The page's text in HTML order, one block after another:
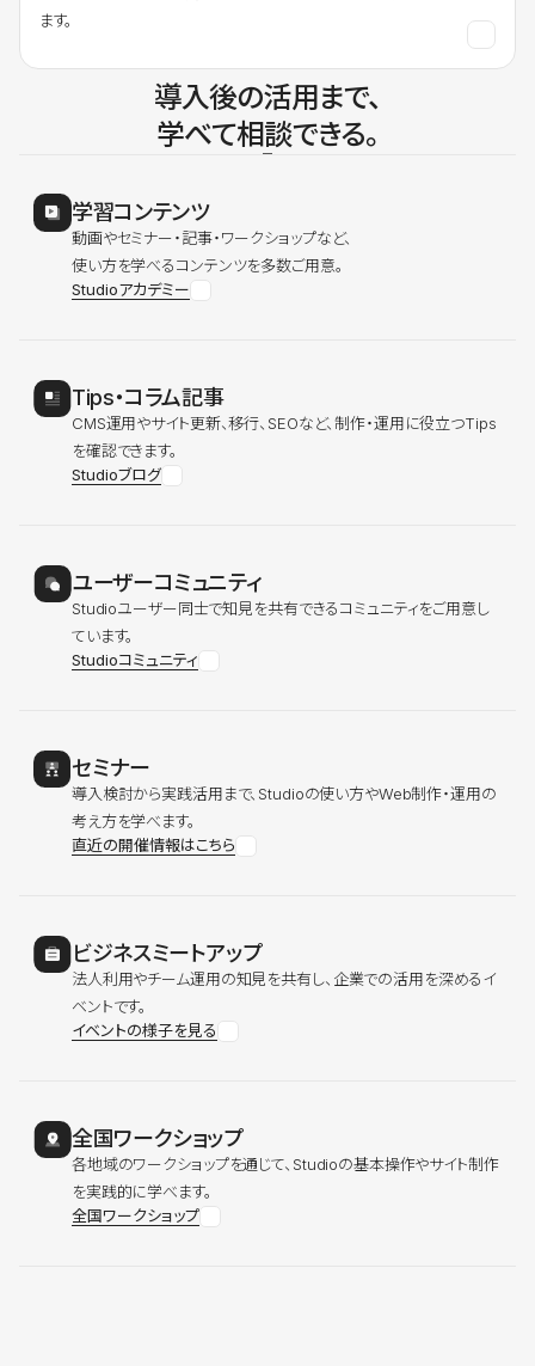
ます。
導入後の活用まで、
学べて相談できる。
学習コンテンツ
動画やセミナー・記事・ワークショップなど、
使い方を学べるコンテンツを多数ご用意。
Studioアカデミー
Tips・コラム記事
CMS運用やサイト更新、移行、SEOなど、制作・運用に役立つTips
を確認できます。
Studioブログ
ユーザーコミュニティ
Studioユーザー同士で知見を共有できるコミュニティをご用意し
ています。
Studioコミュニティ
セミナー
導入検討から実践活用まで、Studioの使い方やWeb制作・運用の
考え方を学べます。
直近の開催情報はこちら
ビジネスミートアップ
法人利用やチーム運用の知見を共有し、企業での活用を深めるイ
ベントです。
イベントの様子を見る
全国ワークショップ
各地域のワークショップを通じて、Studioの基本操作やサイト制作
を実践的に学べます。
全国ワークショップ